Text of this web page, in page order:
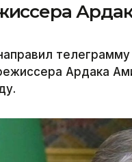
Ардака